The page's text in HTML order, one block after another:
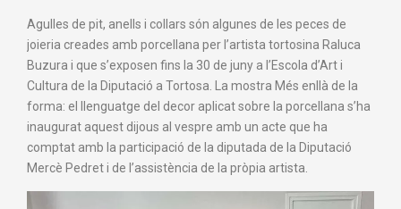
Agulles de pit, anells i collars són algunes de les peces de
joieria creades amb porcellana per l’artista tortosina Raluca
Buzura i que s’exposen fins la 30 de juny a l’Escola d’Art i
Cultura de la Diputació a Tortosa. La mostra Més enllà de la
forma: el llenguatge del decor aplicat sobre la porcellana s’ha
inaugurat aquest dijous al vespre amb un acte que ha
comptat amb la participació de la diputada de la Diputació
Mercè Pedret i de l’assistència de la pròpia artista.